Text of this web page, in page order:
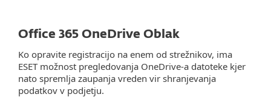
Office 365 OneDrive Oblak
Ko opravite registracijo na enem od strežnikov, ima
ESET možnost pregledovanja OneDrive-a datoteke kjer
nato spremlja zaupanja vreden vir shranjevanja
podatkov v podjetju.